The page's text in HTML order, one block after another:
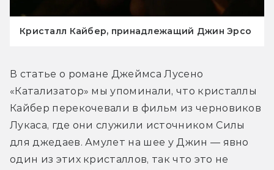
Кристалл Кайбер, принадлежащий Джин Эрсо
В статье о романе Джеймса Лусено
«Катализатор» мы упоминали, что кристаллы
Кайбер перекочевали в фильм из черновиков
Лукаса, где они служили источником Силы
для джедаев. Амулет на шее у Джин — явно
один из этих кристаллов, так что это не